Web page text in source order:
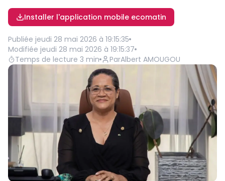
Installer l'application mobile ecomatin
Publiée jeudi 28 mai 2026 à 19:15:35
Modifiée jeudi 28 mai 2026 à 19:15:37
Temps de lecture 3 min ParAlbert AMOUGOU